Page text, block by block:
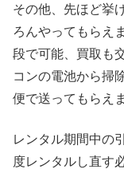
その他、先ほど挙
ろんやってもらえ
段で可能、買取も
コンの電池から掃
便で送ってもらえ
レンタル期間中の
度レンタルし直す